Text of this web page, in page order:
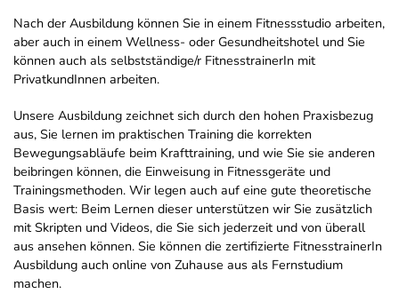
Nach der Ausbildung können Sie in einem Fitnessstudio arbeiten,
aber auch in einem Wellness- oder Gesundheitshotel und Sie
können auch als selbstständige/r FitnesstrainerIn mit
PrivatkundInnen arbeiten.
Unsere Ausbildung zeichnet sich durch den hohen Praxisbezug
aus, Sie lernen im praktischen Training die korrekten
Bewegungsabläufe beim Krafttraining, und wie Sie sie anderen
beibringen können, die Einweisung in Fitnessgeräte und
Trainingsmethoden. Wir legen auch auf eine gute theoretische
Basis wert: Beim Lernen dieser unterstützen wir Sie zusätzlich
mit Skripten und Videos, die Sie sich jederzeit und von überall
aus ansehen können. Sie können die zertifizierte FitnesstrainerIn
Ausbildung auch online von Zuhause aus als Fernstudium
machen.